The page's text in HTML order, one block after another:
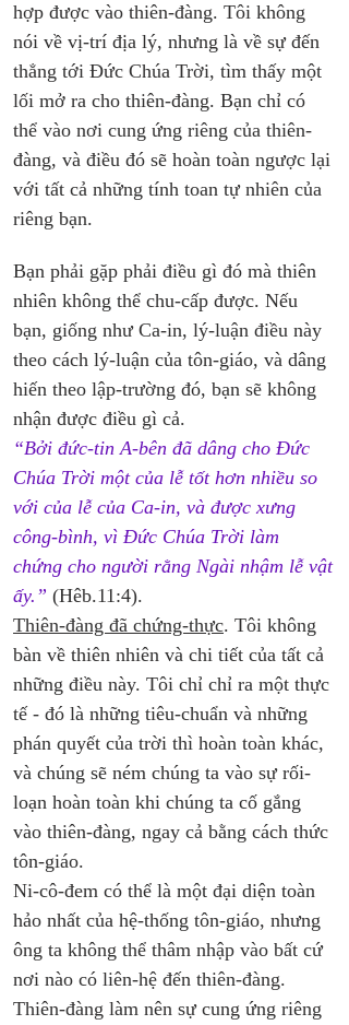
hợp được vào thiên-đàng. Tôi không
nói về vị-trí địa lý, nhưng là về sự đến
thẳng tới Đức Chúa Trời, tìm thấy một
lối mở ra cho thiên-đàng. Bạn chỉ có
thể vào nơi cung ứng riêng của thiên-
đàng, và điều đó sẽ hoàn toàn ngược lại
với tất cả những tính toan tự nhiên của
riêng bạn.
Bạn phải gặp phải điều gì đó mà thiên
nhiên không thể chu-cấp được. Nếu
bạn, giống như Ca-in, lý-luận điều này
theo cách lý-luận của tôn-giáo, và dâng
hiến theo lập-trường đó, bạn sẽ không
nhận được điều gì cả.
“Bởi đức-tin A-bên đã dâng cho Đức
Chúa Trời một của lễ tốt hơn nhiều so
với của lễ của Ca-in, và được xưng
công-bình, vì Đức Chúa Trời làm
chứng cho người rằng Ngài nhậm lễ vật
ấy.” (Hêb.11:4).
Thiên-đàng đã chứng-thực. Tôi không
bàn về thiên nhiên và chi tiết của tất cả
những điều này. Tôi chỉ chỉ ra một thực
tế - đó là những tiêu-chuẩn và những
phán quyết của trời thì hoàn toàn khác,
và chúng sẽ ném chúng ta vào sự rối-
loạn hoàn toàn khi chúng ta cố gắng
vào thiên-đàng, ngay cả bằng cách thức
tôn-giáo.
Ni-cô-đem có thể là một đại diện toàn
hảo nhất của hệ-thống tôn-giáo, nhưng
ông ta không thể thâm nhập vào bất cứ
nơi nào có liên-hệ đến thiên-đàng.
Thiên-đàng làm nên sự cung ứng riêng